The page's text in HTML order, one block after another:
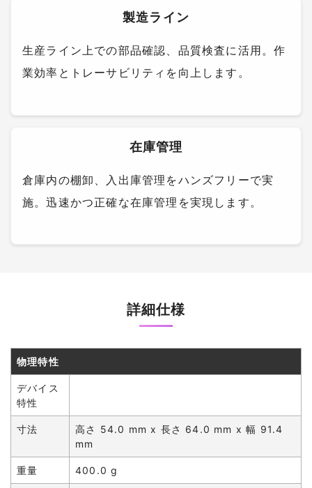
製造ライン
生産ライン上での部品確認、品質検査に活用。作
業効率とトレーサビリティを向上します。
在庫管理
倉庫内の棚卸、入出庫管理をハンズフリーで実
施。迅速かつ正確な在庫管理を実現します。
詳細仕様
物理特性
デバイス
特性
寸法
高さ 54.0 mm x 長さ 64.0 mm x 幅 91.4
mm
重量 400.0 g